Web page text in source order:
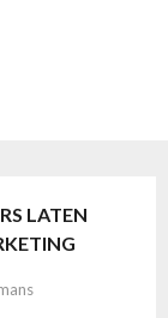
LATEN